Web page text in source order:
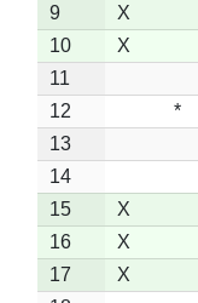
9
X
10
X
11
12
*
13
14
15
X
16
X
17
X